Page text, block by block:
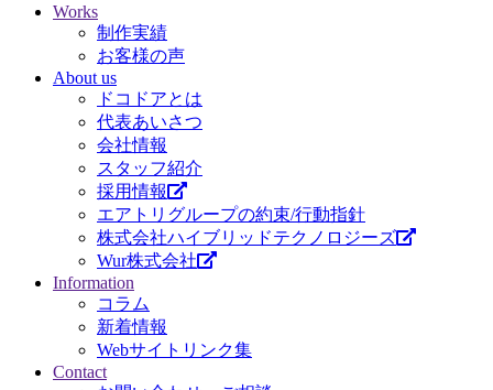
Works
制作実績
お客様の声
About us
ドコドアとは
代表あいさつ
会社情報
スタッフ紹介
採用情報
エアトリグループの約束/行動指針
株式会社ハイブリッドテクノロジーズ
Wur株式会社
Information
コラム
新着情報
Webサイトリンク集
Contact